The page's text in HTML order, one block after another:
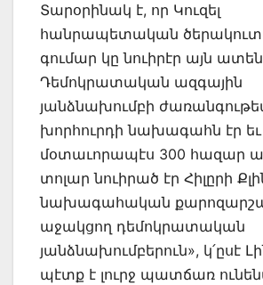
Տարօրինակ է, որ Կուզել
հանրապետական
գումար կը նուիրէր այն
Դեմոկրատական ազգային
յանձնախումբի
խորհուրդի նախագահն էր եւ
մօտաւորապէս 300 հազար
տոլար նուիրած էր Հիլըրի
նախագահական
աջակցող դեմոկրատական
յանձնախումբերուն», կ՛ըսէ
պէտք է լուրջ պատճառ